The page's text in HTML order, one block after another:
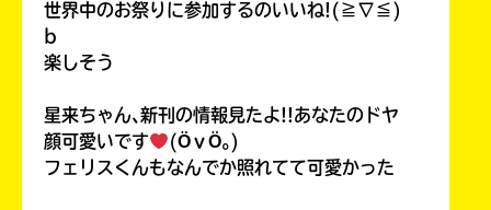
世界中のお祭りに参加するのいいね!(≧∇≦)
b
楽しそう
星来ちゃん､新刊の情報見たよ!!あなたのドヤ
顔可愛いです
(ӦｖӦ｡)
フェリスくんもなんでか照れてて可愛かった